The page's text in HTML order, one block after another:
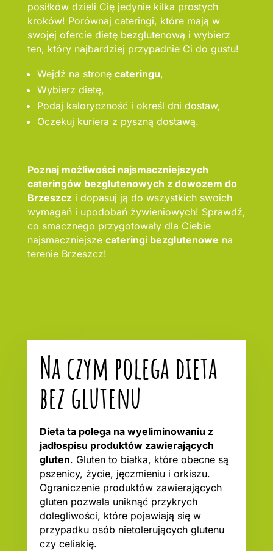
posiłków dzieli Cię jedynie kilka prostych
kroków! Porównaj cateringi, które mają w
swojej ofercie dietę bezglutenową i wybierz
ten, który najbardziej przypadnie Ci do gustu!
Wejdź na stronę cateringu,
Wybierz dietę,
Podaj kaloryczność i określ dni dostaw,
Oczekuj kuriera z pyszną dostawą.
Poznaj możliwości najsmaczniejszych
cateringów bezglutenowych z dowozem do
Brzeszczi dopasuj ją do wszystkich swoich
wymagań i upodobań żywieniowych! Sprawdź,
co smacznego przygotowały dla Ciebie
najsmaczniejsze cateringi bezglutenowe na
terenie Brzeszcz!
Na czym polega dieta
bez glutenu
Dieta ta polega na wyeliminowaniu z
jadłospisu produktów zawierających
gluten. Gluten to białka, które obecne są
pszenicy, życie, jęczmieniu i orkiszu.
Ograniczenie produktów zawierających
gluten pozwala uniknąć przykrych
dolegliwości, które pojawiają się w
przypadku osób nietolerujących glutenu
czy celiakię.